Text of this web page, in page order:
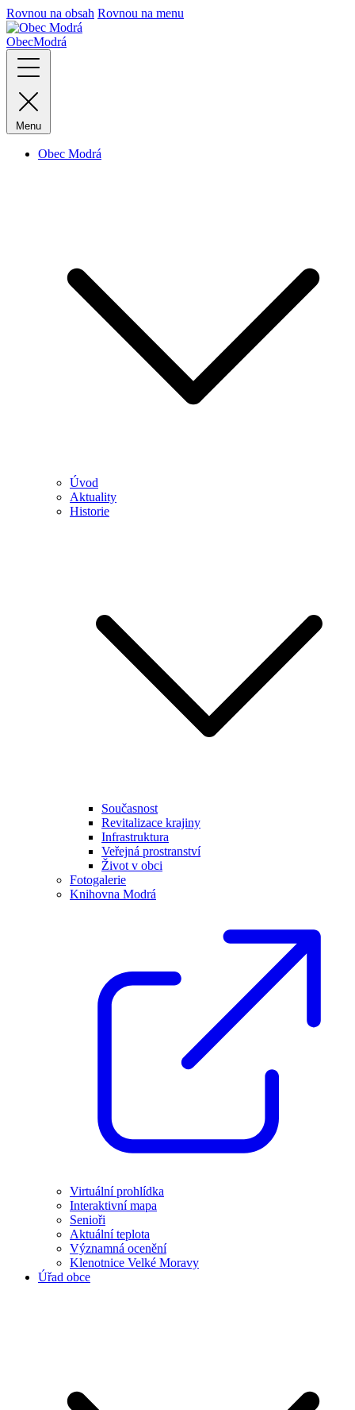
Rovnou na obsah Rovnou na menu
ObecModrá
Menu
Obec Modrá
Úvod
Aktuality
Historie
Současnost
Revitalizace krajiny
Infrastruktura
Veřejná prostranství
Život v obci
Fotogalerie
Knihovna Modrá
Virtuální prohlídka
Interaktivní mapa
Senioři
Aktuální teplota
Významná ocenění
Klenotnice Velké Moravy
Úřad obce